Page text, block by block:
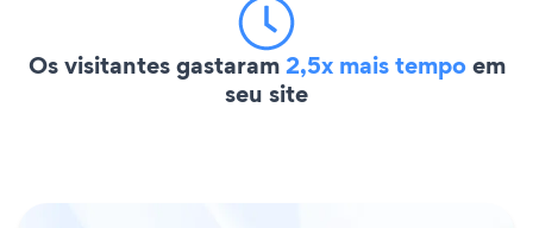
Os visitantes gastaram2,5x mais tempoem
seu site